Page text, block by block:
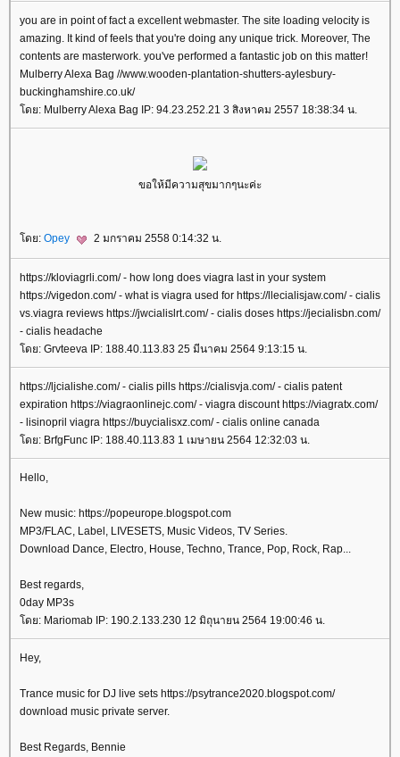
you are in point of fact a excellent webmaster. The site loading velocity is
amazing. It kind of feels that you're doing any unique trick. Moreover, The
contents are masterwork. you've performed a fantastic job on this matter!
Mulberry Alexa Bag //www.wooden-plantation-shutters-aylesbury-
buckinghamshire.co.uk/
ดย: Mulberry Alexa Bag IP: 94.23.252.21 3 สิงหาคม 2557 18:38:34 น.
ขอให้มีความสุขมากๆนะค่ะ
ดย: Opey 2 มกราคม 2558 0:14:32 น.
https://kloviagrli.com/ - how long does viagra last in your system
https://vigedon.com/ - what is viagra used for https://llecialisjaw.com/ - cialis
vs.viagra reviews https://jwcialislrt.com/ - cialis doses https://jecialisbn.com/
- cialis headache
ดย: Grvteeva IP: 188.40.113.83 25 มีนาคม 2564 9:13:15 น.
https://ljcialishe.com/ - cialis pills https://cialisvja.com/ - cialis patent
expiration https://viagraonlinejc.com/ - viagra discount https://viagratx.com/
- lisinopril viagra https://buycialisxz.com/ - cialis online canada
ดย: BrfgFunc IP: 188.40.113.83 1 เมษายน 2564 12:32:03 น.
Hello,
New music: https://popeurope.blogspot.com
MP3/FLAC, Label, LIVESETS, Music Videos, TV Series.
Download Dance, Electro, House, Techno, Trance, Pop, Rock, Rap...
Best regards,
0day MP3s
ดย: Mariomab IP: 190.2.133.230 12 มิถุนายน 2564 19:00:46 น.
Hey,
Trance music for DJ live sets https://psytrance2020.blogspot.com/
download music private server.
Best Regards, Bennie